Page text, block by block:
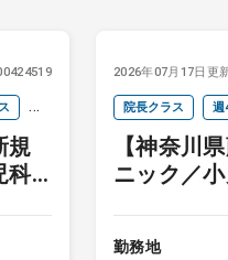
規
科
2026年07月17日更
院長クラス 週
【神奈川
ニック／
勤務地